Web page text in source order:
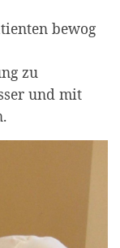
bewog
zu
und mit